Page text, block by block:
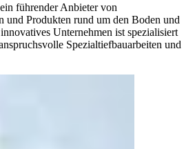
führender Anbieter von
und Produkten rund um den Boden und
Unternehmen ist spezialisiert
Spezialtiefbauarbeiten und